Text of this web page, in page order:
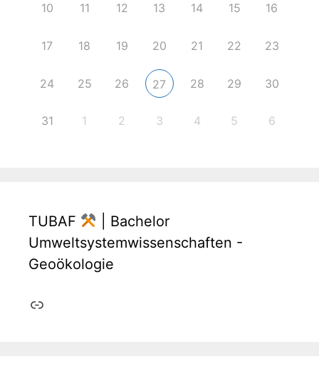
10 11 12 13 14 15 16
17 18 19 20 21 22 23
24 25 26 27 28 29 30
31 1 2 3 4 5 6
TUBAF
| Bachelor
Umweltsystemwissenschaften -
Geoökologie
Link